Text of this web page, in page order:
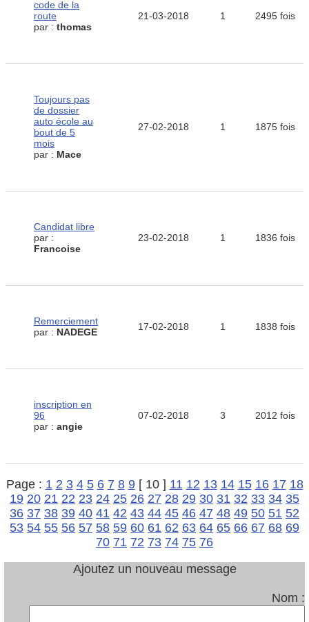
code de la
route
par : thomas
21-03-2018 1 2495 fois
Toujours pas
de dossier
auto école au
bout de 5
mois
par : Mace
27-02-2018 1 1875 fois
Candidat libre
par :
Francoise
23-02-2018 1 1836 fois
Remerciement
par : NADEGE 17-02-2018 1 1838 fois
inscription en
96
par : angie
07-02-2018 3 2012 fois
Page : 1 2 3 4 5 6 7 8 9[ 10 ] 11 12 13 14 15 16 17 18
19 20 21 22 23 24 25 26 27 28 29 30 31 32 33 34 35
36 37 38 39 40 41 42 43 44 45 46 47 48 49 50 51 52
53 54 55 56 57 58 59 60 61 62 63 64 65 66 67 68 69
70 71 72 73 74 75 76
Ajoutez un nouveau message
Nom :